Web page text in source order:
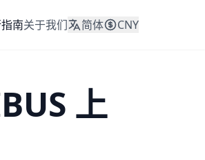
南关于我们 简体 CNY
上